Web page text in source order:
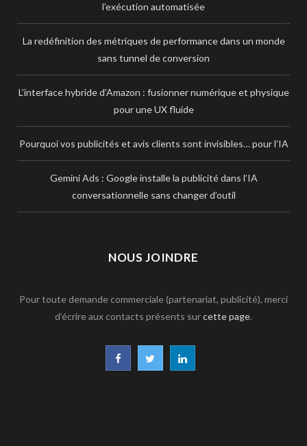
l’exécution automatisée
La redéfinition des métriques de performance dans un monde
sans tunnel de conversion
L’interface hybride d’Amazon : fusionner numérique et physique
pour une UX fluide
Pourquoi vos publicités et avis clients sont invisibles… pour l’IA
Gemini Ads : Google installe la publicité dans l’IA
conversationnelle sans changer d’outil
NOUS JOINDRE
Pour toute demande commerciale (partenariat, publicité), merci
d’écrire aux contacts présents surcette page.
F L